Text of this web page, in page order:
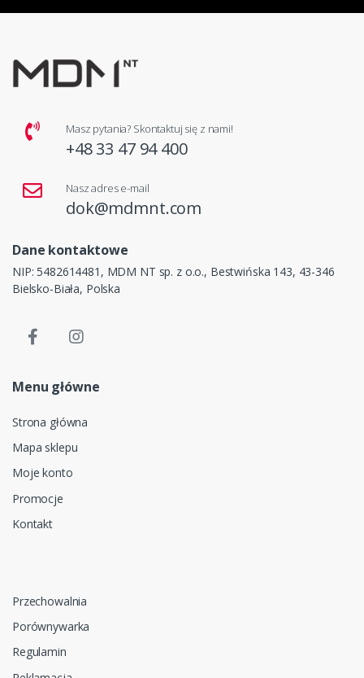
Masz pytania? Skontaktuj się z nami!
+48 33 47 94 400
Nasz adres e-mail
dok@mdmnt.com
Dane kontaktowe
NIP: 5482614481, MDM NT sp. z o.o., Bestwińska 143, 43-346
Bielsko-Biała, Polska
Menu główne
Strona główna
Mapa sklepu
Moje konto
Promocje
Kontakt
Przechowalnia
Porównywarka
Regulamin